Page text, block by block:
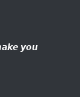
𝙮𝙤𝙪